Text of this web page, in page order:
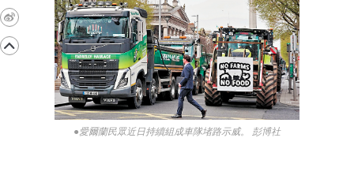
●愛爾蘭民眾近日持續組成車隊堵路示威。 彭博社